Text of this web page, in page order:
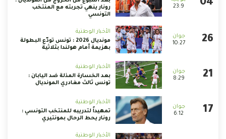
23:9
رونار ينهي تجربته مع المنتخب
التونسي
10:27
الأخبار الوطنية
مونديال 2026 : تونس تودّع البطولة
بهزيمة أمام هولندا بثلاثية
8:29
الأخبار الوطنية
بعد الخسارة المذلة ضد اليابان :
تونس ثالث مغادري المونديال
6:12
الأخبار الوطنية
تمهيداً لتدريبه للمنتخب التونسي :
رونار يحط الرحال بمونتيري
الأخبار الوطنية